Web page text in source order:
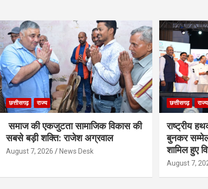
छत्तीसगढ़ राज्य
समाज की एकजुटता सामाजिक विकास की
सबसे बड़ी शक्ति: राजेश अग्रवाल
August 7, 2026 News Desk
छत्तीसगढ़ राज्य
राष्ट्रीय
बुनकर
शामिल हुए
August 7,